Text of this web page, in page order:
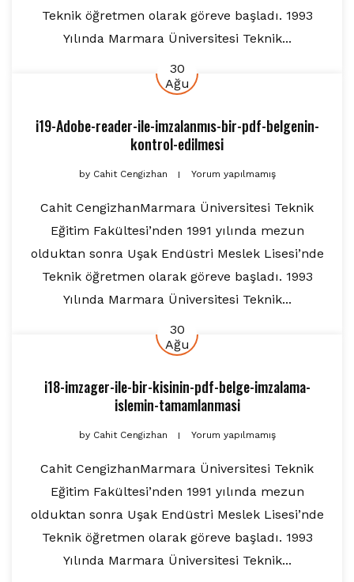
Teknik öğretmen olarak göreve başladı. 1993
Yılında Marmara Üniversitesi Teknik...
30
Ağu
i19-Adobe-reader-ile-imzalanmıs-bir-pdf-belgenin-
kontrol-edilmesi
byCahit Cengizhan Yorum yapılmamış
Cahit CengizhanMarmara Üniversitesi Teknik
Eğitim Fakültesi’nden 1991 yılında mezun
olduktan sonra Uşak Endüstri Meslek Lisesi’nde
Teknik öğretmen olarak göreve başladı. 1993
Yılında Marmara Üniversitesi Teknik...
30
Ağu
i18-imzager-ile-bir-kisinin-pdf-belge-imzalama-
islemin-tamamlanmasi
byCahit Cengizhan Yorum yapılmamış
Cahit CengizhanMarmara Üniversitesi Teknik
Eğitim Fakültesi’nden 1991 yılında mezun
olduktan sonra Uşak Endüstri Meslek Lisesi’nde
Teknik öğretmen olarak göreve başladı. 1993
Yılında Marmara Üniversitesi Teknik...